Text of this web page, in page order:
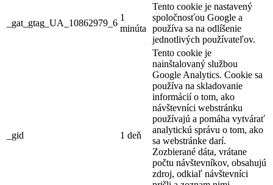
_gat_gtag_UA_10862979_6
1
minúta
Tento cookie je nastavený
spoločnosťou Google a
používa sa na odlíšenie
jednotlivých používateľov.
_gid 1 deň
Tento cookie je
nainštalovaný službou
Google Analytics. Cookie sa
používa na skladovanie
informácií o tom, ako
návštevníci webstránku
používajú a pomáha vytvárať
analytickú správu o tom, ako
sa webstránke darí.
Zozbierané dáta, vrátane
počtu návštevníkov, obsahujú
zdroj, odkiaľ návštevníci